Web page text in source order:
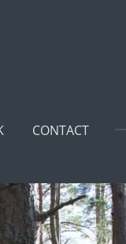
CONTACT